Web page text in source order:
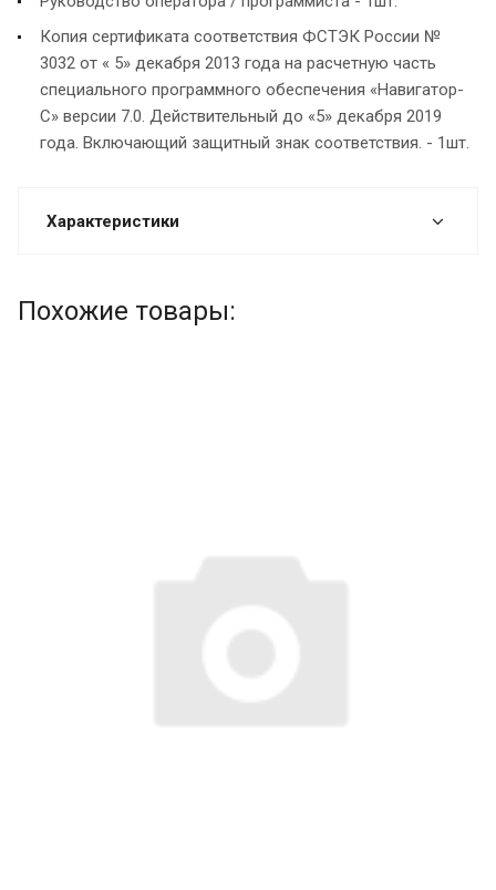
Копия сертификата соответствия ФСТЭК России №
3032 от « 5» декабря 2013 года на расчетную часть
специального программного обеспечения «Навигатор-
С» версии 7.0. Действительный до «5» декабря 2019
года. Включающий защитный знак соответствия. - 1шт.
Характеристики
Похожие товары: